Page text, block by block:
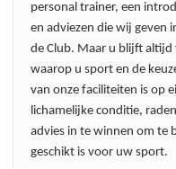
personal trainer, een
en adviezen die wij geven
de Club. Maar u blijft
waarop u sport en de
van onze faciliteiten is op
lichamelijke conditie,
advies in te winnen om te
geschikt is voor uw sport.